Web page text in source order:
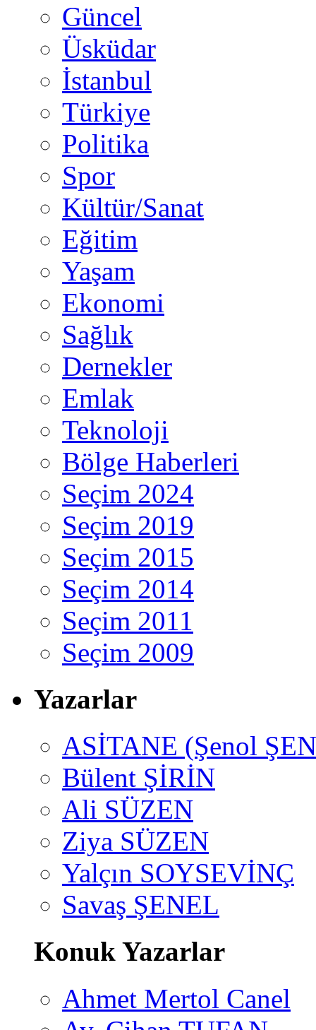
Güncel
Üsküdar
İstanbul
Türkiye
Politika
Spor
Kültür/Sanat
Eğitim
Yaşam
Ekonomi
Sağlık
Dernekler
Emlak
Teknoloji
Bölge Haberleri
Seçim 2024
Seçim 2019
Seçim 2015
Seçim 2014
Seçim 2011
Seçim 2009
Yazarlar
ASİTANE (Şenol
Bülent ŞİRİN
Ali SÜZEN
Ziya SÜZEN
Yalçın SOYSEVİNÇ
Savaş ŞENEL
Konuk Yazarlar
Ahmet Mertol Canel